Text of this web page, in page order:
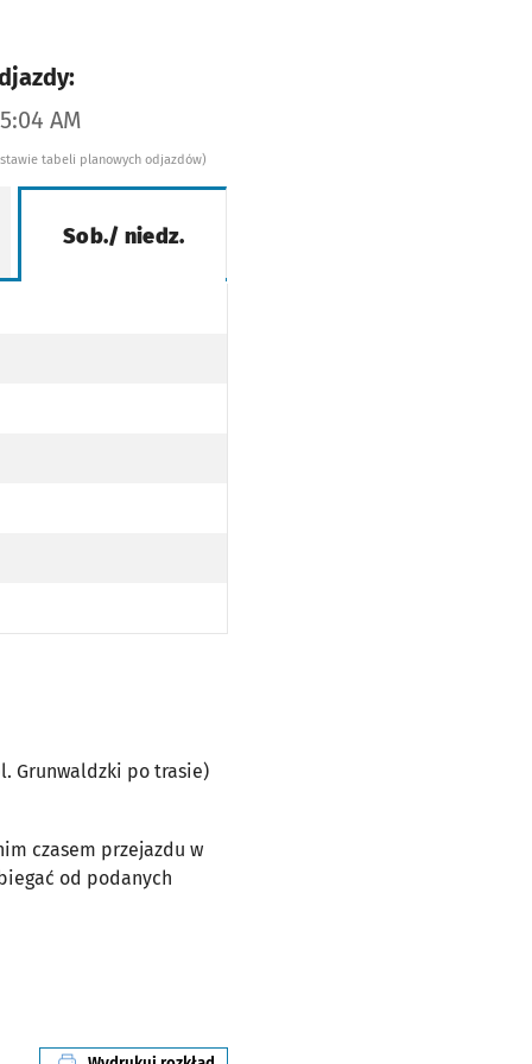
AM
tabeli planowych odjazdów)
Sob./ niedz.
PO TRASIE)
Grunwaldzki po trasie)
czasem przejazdu w
od podanych